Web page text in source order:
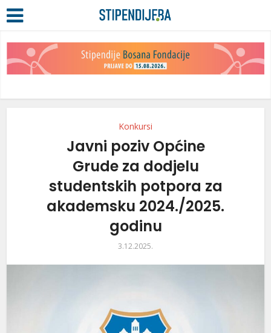
Konkursi
Javni poziv Općine
Grude za dodjelu
studentskih potpora za
akademsku 2024./2025.
godinu
3.12.2025.